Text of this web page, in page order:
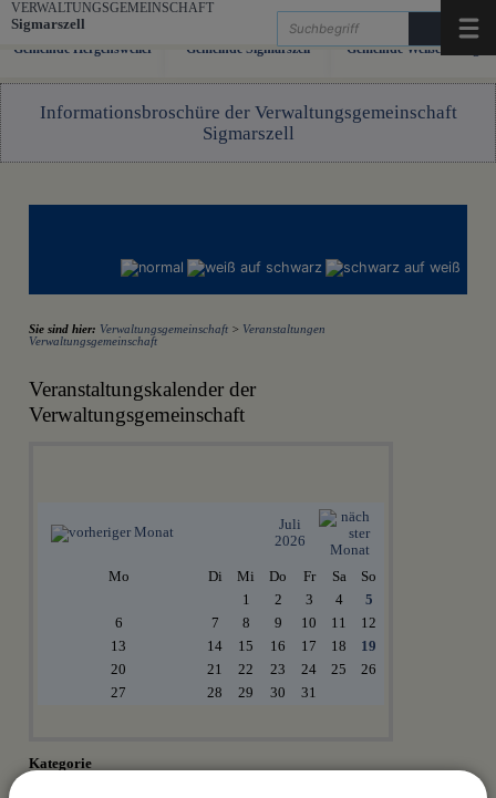
Zum Inhalt,zur Navigationoderzur Startseite
VERWALTUNGSGEMEINSCHAFT
Sigmarszell
Gemeinde Hergensweiler Gemeinde Sigmarszell Gemeinde Weißensberg
Informationsbroschüre der Verwaltungsgemeinschaft
Sigmarszell
Sie sind hier: Verwaltungsgemeinschaft> Veranstaltungen
Verwaltungsgemeinschaft
Veranstaltungskalender der
Verwaltungsgemeinschaft
Juli
2026
Mo Di Mi Do Fr Sa
So
1
2 3 4
5
6
7 8 9 10 11
12
13
14 15 16 17 18
19
20
21 22 23 24 25
26
27
28 29 30 31
Kategorie